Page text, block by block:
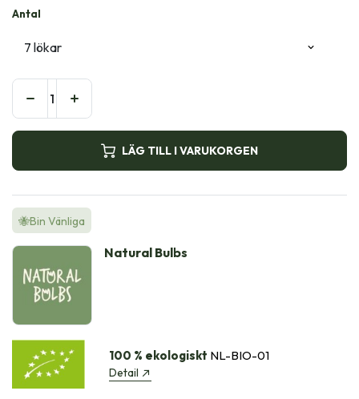
Antal
LÄG TILL I VARUKORGEN
🐝Bin Vänliga
Natural Bulbs
100 % ekologiskt NL-BIO-01
Detail